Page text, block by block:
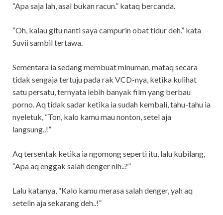
“Apa saja lah, asal bukan racun.” kataq bercanda.
“Oh, kalau gitu nanti saya campurin obat tidur deh.” kata
Suvii sambil tertawa.
Sementara ia sedang membuat minuman, mataq secara
tidak sengaja tertuju pada rak VCD-nya, ketika kulihat
satu persatu, ternyata lebih banyak film yang berbau
porno. Aq tidak sadar ketika ia sudah kembali, tahu-tahu ia
nyeletuk, “Ton, kalo kamu mau nonton, setel aja
langsung..!”
Aq tersentak ketika ia ngomong seperti itu, lalu kubilang,
“Apa aq enggak salah denger nih..?”
Lalu katanya, “Kalo kamu merasa salah denger, yah aq
setelin aja sekarang deh..!”